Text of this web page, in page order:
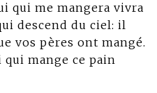
qui me mangera vivra
descend du ciel: il
vos pères ont mangé.
mange ce pain